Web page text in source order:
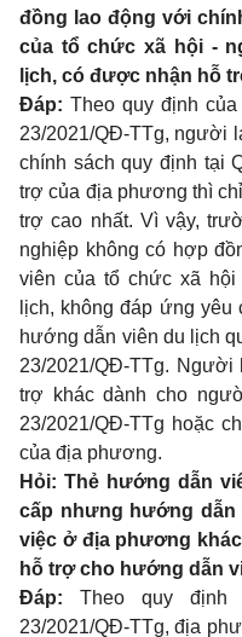
đồng lao động với
của tổ chức xã hội -
lịch, có được nhận hỗ
Đáp: Theo quy định của
23/2021/QĐ-TTg, người
chính sách quy định tại
trợ của địa phương thì
trợ cao nhất. Vì vậy,
nghiệp không có hợp
viên của tổ chức xã
lịch, không đáp ứng
hướng dẫn viên du lịch
23/2021/QĐ-TTg. Người
trợ khác dành cho
23/2021/QĐ-TTg hoặc
của địa phương.
Hỏi: Thẻ hướng dẫn
cấp nhưng hướng dẫn
việc ở địa phương
hỗ trợ cho hướng dẫn
Đáp:Theo quy
23/2021/QĐ-TTg, địa